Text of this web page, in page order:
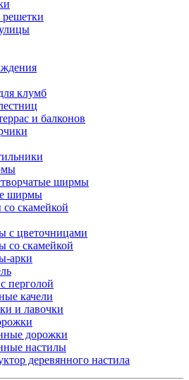
клумб
и балконов
ширмы
ширмы
скамейкой
с цветочницами
со скамейкой
арки
перголой
качели
и лавочки
дорожки
настилы
деревянного настила